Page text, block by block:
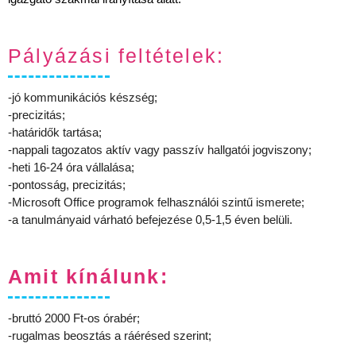
Pályázási feltételek:
-jó kommunikációs készség;
-precizitás;
-határidők tartása;
-nappali tagozatos aktív vagy passzív hallgatói jogviszony;
-heti 16-24 óra vállalása;
-pontosság, precizitás;
-Microsoft Office programok felhasználói szintű ismerete;
-a tanulmányaid várható befejezése 0,5-1,5 éven belüli.
Amit kínálunk:
-bruttó 2000 Ft-os órabér;
-rugalmas beosztás a ráérésed szerint;